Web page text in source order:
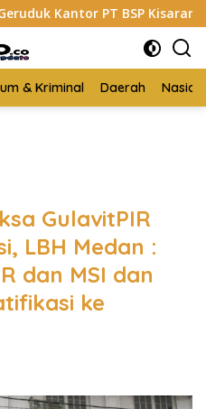
BSP Kisaran Budi
& Kriminal Daerah
GulavitPIR
LBH Medan :
dan MSI dan
ke